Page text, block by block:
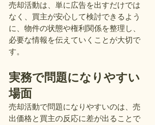
売却活動は、単に広告を出すだけでは
なく、買主が安心して検討できるよう
に、物件の状態や権利関係を整理し、
必要な情報を伝えていくことが大切で
す。
実務で問題になりやすい
場面
売却活動で問題になりやすいのは、売
出価格と買主の反応に差が出ることで